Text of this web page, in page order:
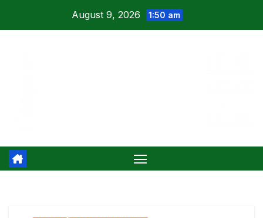
August 9, 2026 1:50 am